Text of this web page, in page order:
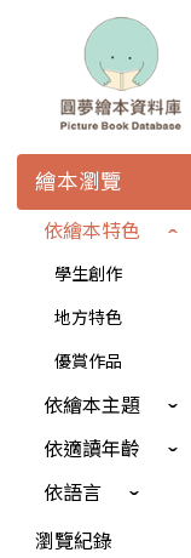
繪本瀏覽
依繪本特色
學生創作
地方特色
優賞作品
依繪本主題
依適讀年齡
依語言
瀏覽紀錄